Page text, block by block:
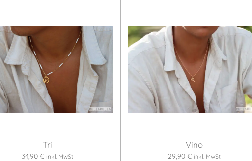
Tri
34,90 € inkl. MwSt
Vino
29,90 € inkl. MwSt